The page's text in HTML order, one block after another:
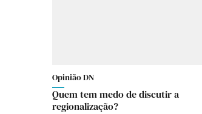
Opinião DN
Quem tem medo de discutir a
regionalização?